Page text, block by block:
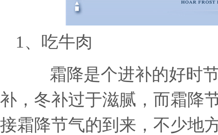
1、 吃牛肉
霜降是个进补的好时节
补，冬补过于滋腻，而霜降
接霜降节气的到来，不少地